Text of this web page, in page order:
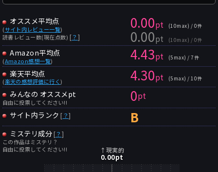
オススメ平均点
(サイト内レビュー一覧)
読書レビュー数(現在点数) [？ ]
0.00pt (10max) / 0件
0.00pt (10max) / 0件
Amazon平均点
(Amazon感想一覧) 4.43pt (5max) / 7件
楽天平均点
(楽天の感想評価に行く) 4.30pt (5max) / 10件
みんなの オススメpt
自由に投票してください!! 0pt
サイト内ランク [ ？] B
ミステリ成分 [？ ]
この作品はミステリ？
自由に投票してください!!
↑現実的
0.00pt